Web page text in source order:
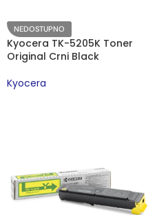
NEDOSTUPNO
Kyocera TK-5205K Toner
Original Crni Black
Kyocera